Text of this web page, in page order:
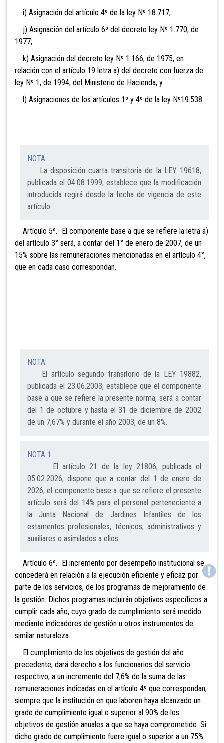
i) Asignación del artículo 4º de la ley Nº 18.717;
j) Asignación del artículo 6º del decreto ley Nº 1.770, de
1977;
k) Asignación del decreto ley Nº 1.166, de 1975, en
relación con el artículo 19 letra a) del decreto con fuerza de
ley Nº 1, de 1994, del Ministerio de Hacienda, y
l) Asignaciones de los artículos 1º y 4º de la ley Nº19.538.
NOTA:
La disposición cuarta transitoria de la LEY 19618,
publicada el 04.08.1999, establece que la modificación
introducida regirá desde la fecha de vigencia de este
artículo.
Artículo 5º.- El componente base a que se refiere la letra a)
del artículo 3° será, a contar del 1° de enero de 2007, de un
15% sobre las remuneraciones mencionadas en el artículo 4°,
que en cada caso correspondan.
NOTA:
El artículo segundo transitorio de la LEY 19882,
publicada el 23.06.2003, establece que el componente
base a que se refiere la presente norma, será a contar
del 1 de octubre y hasta el 31 de diciembre de 2002
de un 7,67% y durante el año 2003, de un 8%.
NOTA 1
El artículo 21 de la ley 21806, publicada el
05.02.2026, dispone que a contar del 1 de enero de
2026, el componente base a que se refiere el presente
artículo será del 14% para el personal perteneciente a
la Junta Nacional de Jardines Infantiles de los
estamentos profesionales, técnicos, administrativos y
auxiliares o asimilados a ellos.
Artículo 6º.- El incremento por desempeño institucional se
concederá en relación a la ejecución eficiente y eficaz por
parte de los servicios, de los programas de mejoramiento de
la gestión. Dichos programas incluirán objetivos específicos a
cumplir cada año, cuyo grado de cumplimiento será medido
mediante indicadores de gestión u otros instrumentos de
similar naturaleza.
El cumplimiento de los objetivos de gestión del año
precedente, dará derecho a los funcionarios del servicio
respectivo, a un incremento del 7,6% de la suma de las
remuneraciones indicadas en el artículo 4º que correspondan,
siempre que la institución en que laboren haya alcanzado un
grado de cumplimiento igual o superior al 90% de los
objetivos de gestión anuales a que se haya comprometido. Si
dicho grado de cumplimiento fuere igual o superior a un 75%